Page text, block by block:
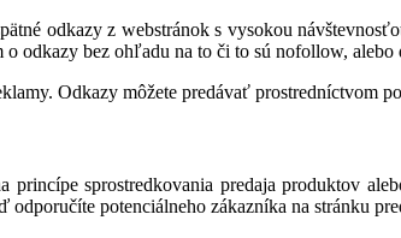
odkazy z webstránok s vysokou
odkazy bez ohľadu na to či to sú nofollow,
Odkazy môžete predávať prostredníctvom
sprostredkovania predaja produktov
potenciálneho zákazníka na stránku